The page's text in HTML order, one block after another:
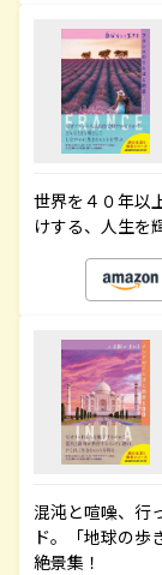
世界を４０年以
けする、人生を
混沌と喧噪、行
ド。「地球の歩
絶景集！